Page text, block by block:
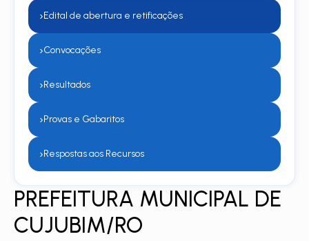
PREFEITURA MUNICIPAL DE
CUJUBIM/RO
›Edital de abertura e retificações
›Convocações
›Resultados
›Provas e Gabaritos
›Respostas aos Recursos